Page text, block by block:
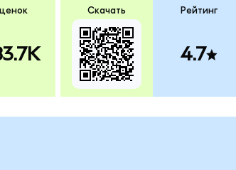
Скачать Рейтинг
4.7